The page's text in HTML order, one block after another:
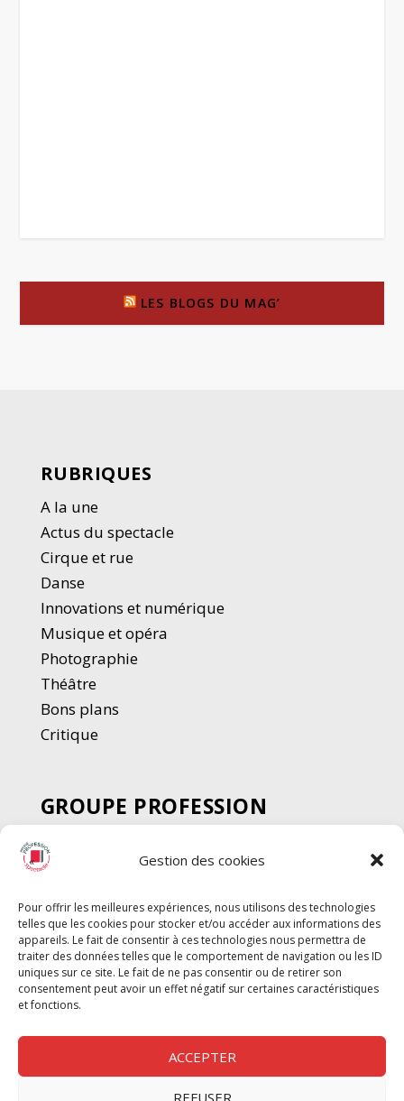
Gestion des cookies
Pour offrir les meilleures expériences, nous utilisons des technologies
telles que les cookies pour stocker et/ou accéder aux informations des
appareils. Le fait de consentir à ces technologies nous permettra de
traiter des données telles que le comportement de navigation ou les ID
uniques sur ce site. Le fait de ne pas consentir ou de retirer son
consentement peut avoir un effet négatif sur certaines caractéristiques
et fonctions.
ACCEPTER
REFUSER
LES BLOGS DU MAG’
RUBRIQUES
A la une
Actus du spectacle
Cirque et rue
Danse
Innovations et numérique
Musique et opéra
Photographie
Théâtre
Bons plans
Critique
GROUPE PROFESSION
SPECTACLE
Chèque Intermittents
Chèque Compta
Chèque Emploi Spectacle
G-Pods
Profession Audio-visuel